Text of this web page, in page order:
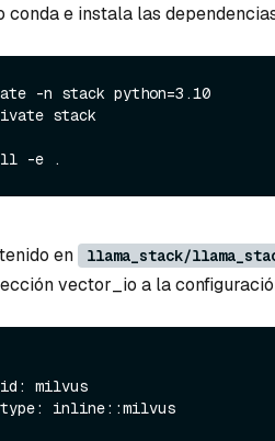
conda e instala las
-n stack python=3.10
stack
en llama_stack/
vector_io a la
milvus